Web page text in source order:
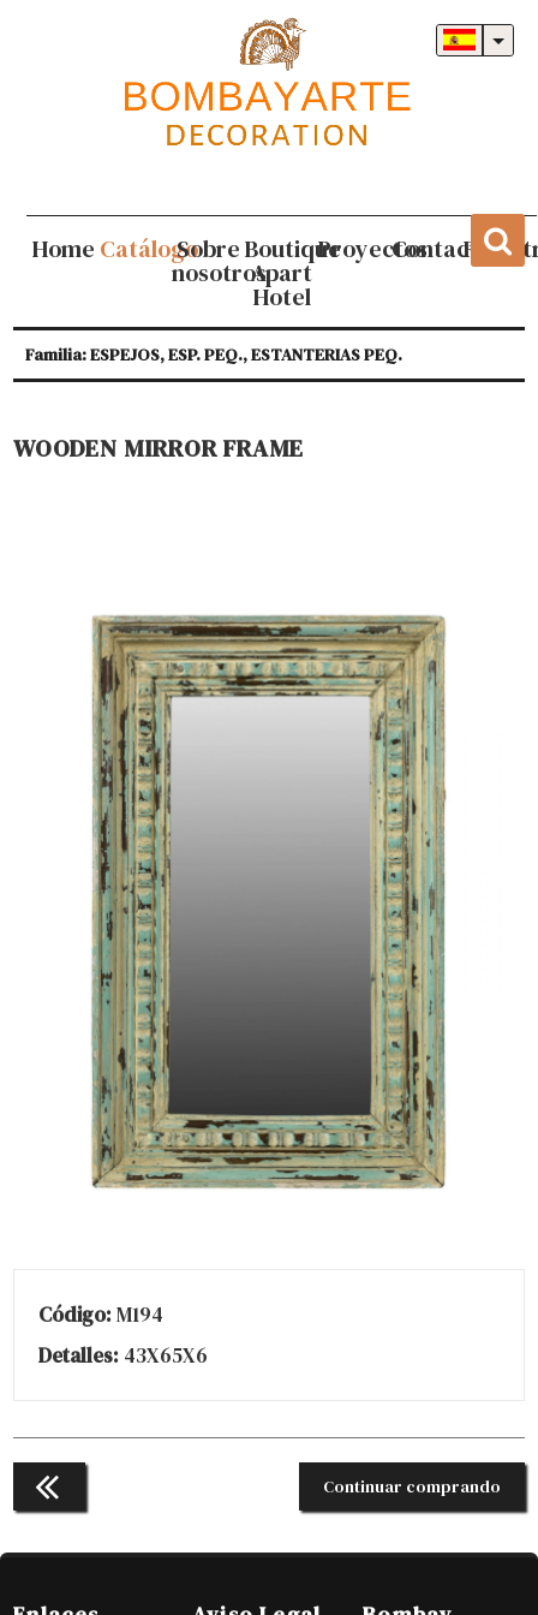
Home CatálogoSobre
nosotros
Boutique
Apart
Hotel
ProyectosContacto
Familia: ESPEJOS, ESP. PEQ., ESTANTERIAS PEQ.
WOODEN MIRROR FRAME
Código: M194
Detalles: 43X65X6
Continuar comprando